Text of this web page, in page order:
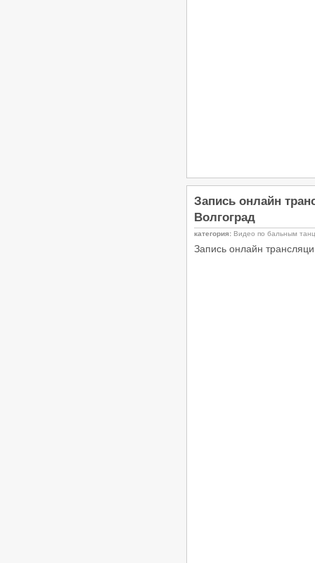
Запись онлайн
Волгоград
категория: Видео по бальным
Запись онлайн